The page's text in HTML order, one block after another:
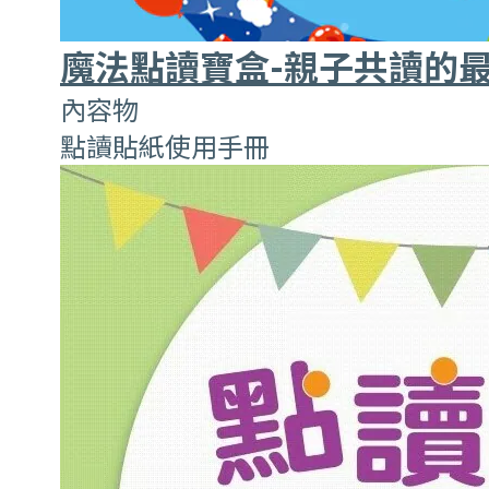
魔法點讀寶盒-親子共讀的
內容物
點讀貼紙使用手冊